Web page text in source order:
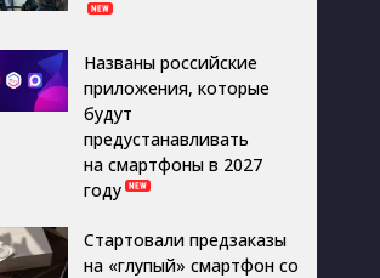
Названы российские
приложения, которые
будут
предустанавливать
на смартфоны в 2027
году
Стартовали предзаказы
на «глупый» смартфон со